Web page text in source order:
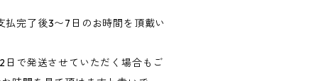
払完了後3〜7日のお時間を頂戴い
日で発送させていただく場合もご